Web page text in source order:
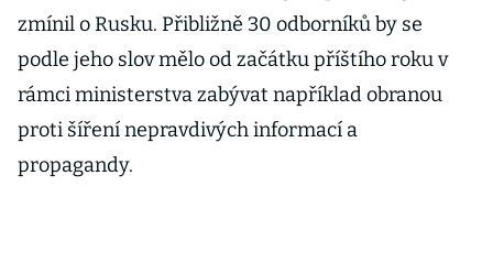
zmínil o Rusku. Přibližně 30 odborníků by se
podle jeho slov mělo od začátku příštího roku v
rámci ministerstva zabývat například obranou
proti šíření nepravdivých informací a
propagandy.